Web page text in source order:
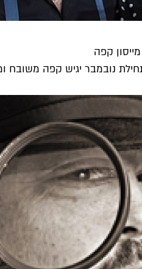
קפה
נובמבר יגיש קפה משובח